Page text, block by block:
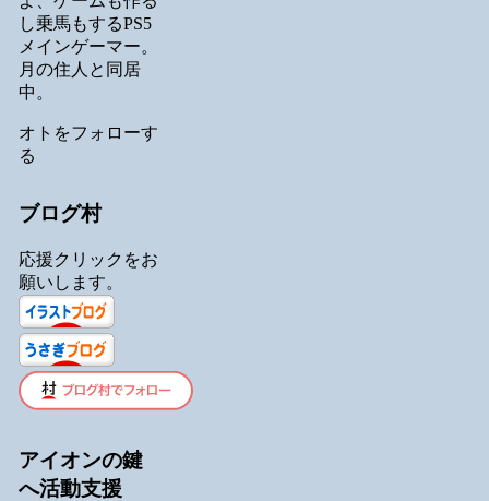
し乗馬もするPS5
メインゲーマー。
月の住人と同居
中。
オトをフォローす
る
ブログ村
応援クリックをお
願いします。
アイオンの鍵
へ活動支援